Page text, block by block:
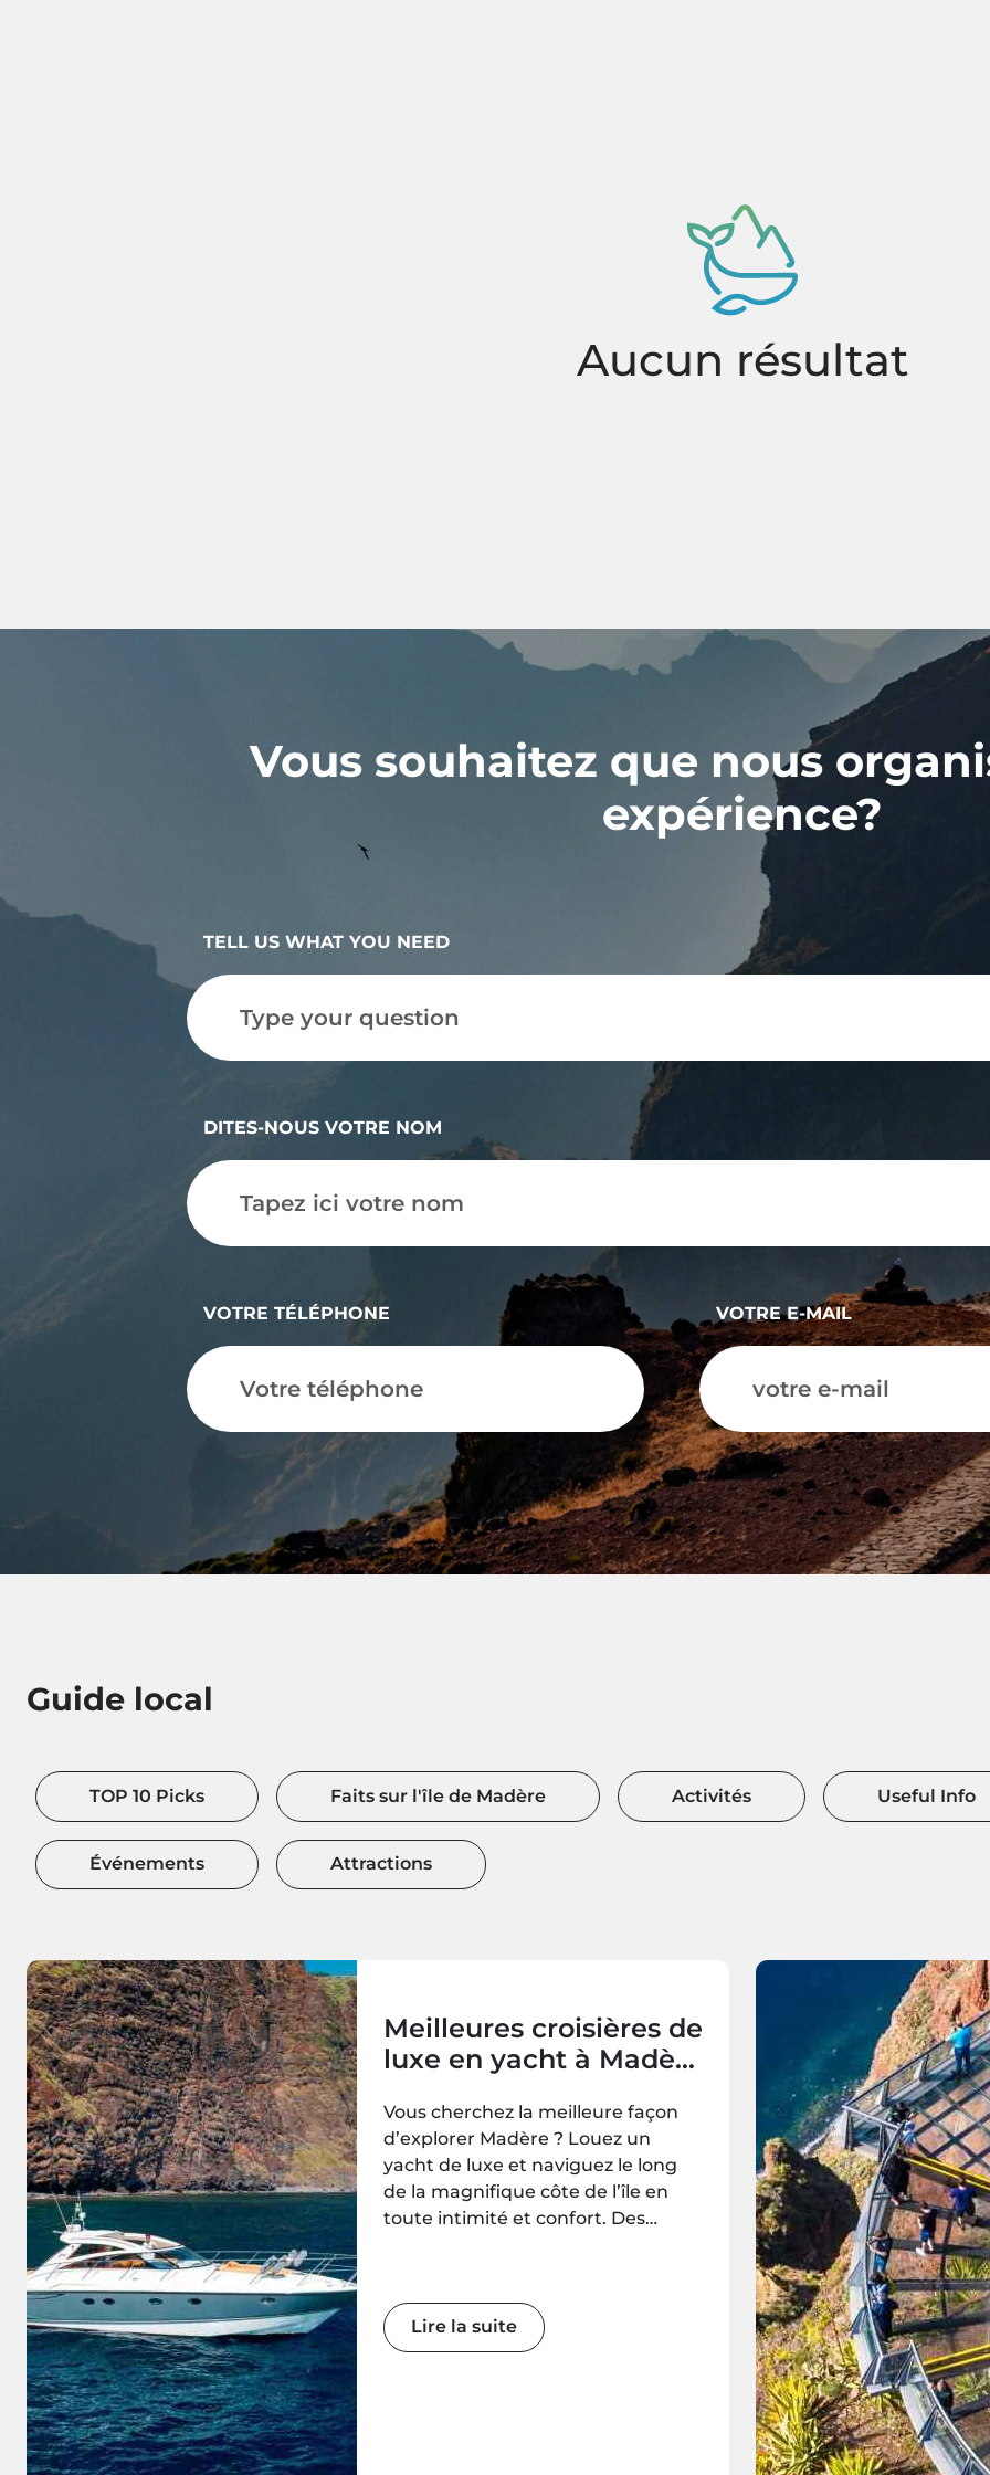
Aucun résultat
Vous souhaitez que nous
expérience?
TELL US WHAT YOU NEED
DITES-NOUS VOTRE NOM
VOTRE TÉLÉPHONE VOTRE E-MAIL
Guide local
TOP 10 Picks Faits sur l'île de Madère Activités Useful Info
Événements Attractions
Meilleures croisières de
luxe en yacht à Madère
familiales et pour
groupes
Vous cherchez la meilleure façon
d’explorer Madère ? Louez un
yacht de luxe et naviguez le long
de la magnifique côte de l’île en
toute intimité et confort. Des
offrent des moments inoubliables
en mer — à réserver avec
Lire la suite